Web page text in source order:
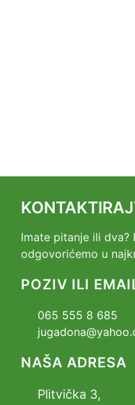
Imate pitanje ili dva?
odgovorićemo u
POZIV ILI
065 555 8 685
NAŠA ADRESA
Plitvička 3,